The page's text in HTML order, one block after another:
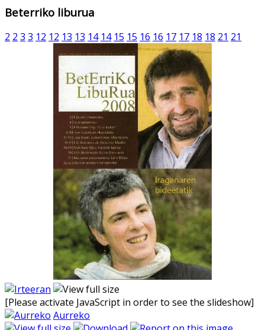
Beterriko liburua
2 2 3 3 12 12 13 13 14 14 15 15 16 16 17 17 18 18 21 21
[Please activate JavaScript in order to see the slideshow]
Aurreko